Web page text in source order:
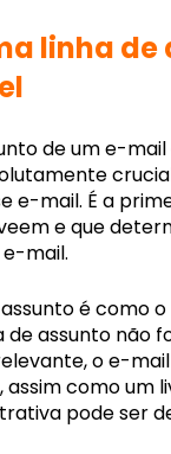
linha de
de um e-
e-mail. É a
e que
mail.
é como
de assunto não
o e-mail
, assim como um
pode ser